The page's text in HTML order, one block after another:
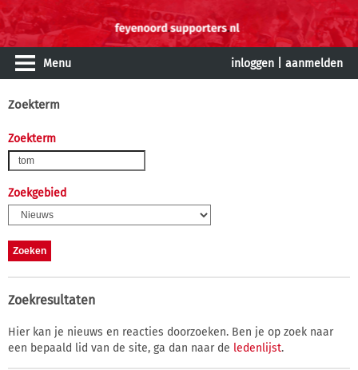
Menu inloggen aanmelden
Zoekterm
Zoekterm
Zoekgebied
Zoekresultaten
Hier kan je nieuws en reacties doorzoeken. Ben je op zoek naar
een bepaald lid van de site, ga dan naar de ledenlijst.